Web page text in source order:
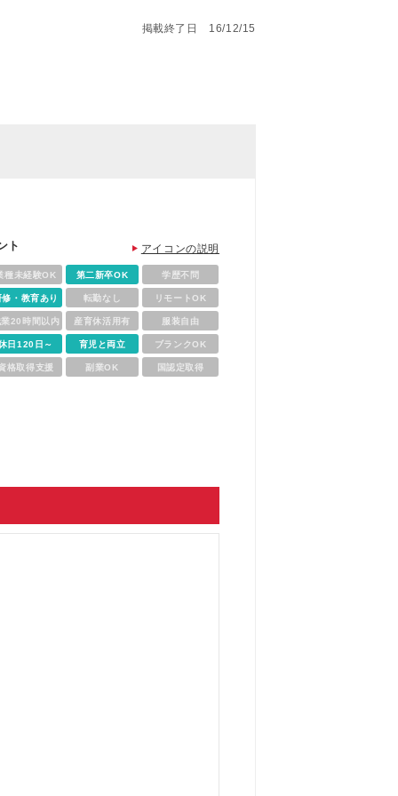
掲載終了日 16/12/15
ト アイコンの説明
種未経験OK 第二新卒OK 学歴不問
修・教育あり 転勤なし リモートOK
20時間以内 産育休活用有 服装自由
日120日～ 育児と両立 ブランクOK
格取得支援 副業OK 国認定取得